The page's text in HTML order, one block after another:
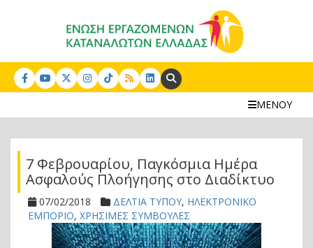
Search:
ΜΕΝΟΥ
7 Φεβρουαρίου, Παγκόσμια Ημέρα
Ασφαλούς Πλοήγησης στο Διαδίκτυο
07/02/2018 ΔΕΛΤΙΑ ΤΥΠΟΥ, ΗΛΕΚΤΡΟΝΙΚΟ
ΕΜΠΟΡΙΟ, ΧΡΗΣΙΜΕΣ ΣΥΜΒΟΥΛΕΣ